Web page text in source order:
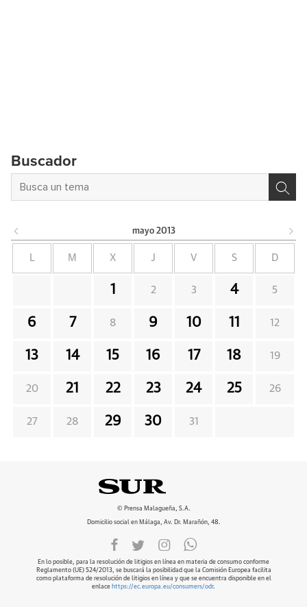
Buscador
mayo 2013
L M X J V S D
1 2 3 4 5
6 7 8 9 10 11 12
13 14 15 16 17 18 19
20 21 22 23 24 25 26
27 28 29 30 31
© Prensa Malagueña, S.A.
Domicilio social en Málaga, Av. Dr. Marañón, 48.
En lo posible, para la resolución de litigios en línea en materia de consumo conforme
Reglamento (UE) 524/2013, se buscará la posibilidad que la Comisión Europea facilita
como plataforma de resolución de litigios en línea y que se encuentra disponible en el
enlace https://ec.europa.eu/consumers/odr.